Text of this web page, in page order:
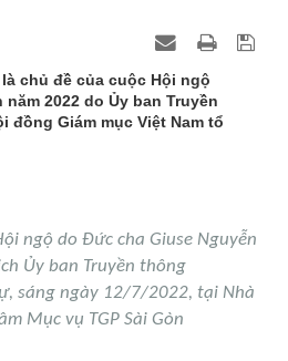
chủ đề của cuộc Hội ngộ
2022 do Ủy ban Truyền
đồng Giám mục Việt Nam tổ
ngộ do Đức cha Giuse Nguyễn
Ủy ban Truyền thông
sáng ngày 12/7/2022, tại Nhà
Mục vụ TGP Sài Gòn